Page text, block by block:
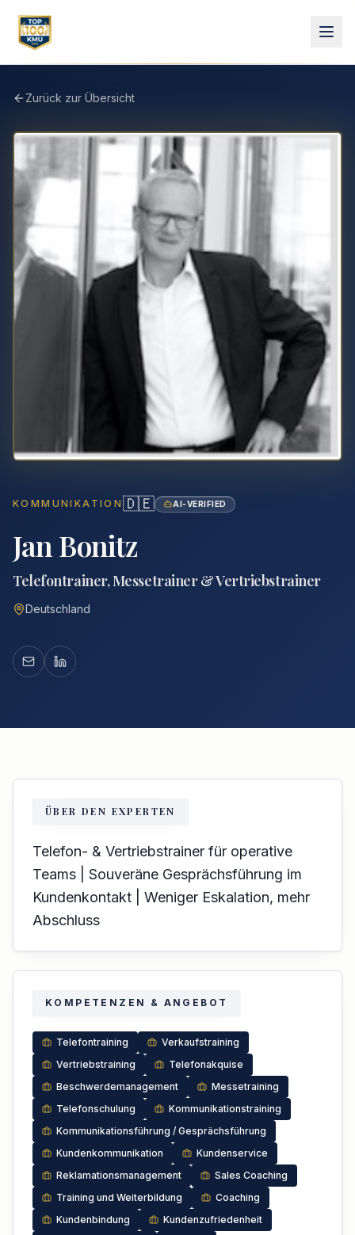
Zurück zur Übersicht
KOMMUNIKATION🇩🇪 AI-VERIFIED
Jan Bonitz
Telefontrainer, Messetrainer & Vertriebstrainer
Deutschland
ÜBER DEN EXPERTEN
Telefon- & Vertriebstrainer für operative
Teams | Souveräne Gesprächsführung im
Kundenkontakt | Weniger Eskalation, mehr
Abschluss
KOMPETENZEN & ANGEBOT
Telefontraining
Verkaufstraining
Vertriebstraining
Telefonakquise
Beschwerdemanagement
Messetraining
Telefonschulung
Kommunikationstraining
Kommunikationsführung / Gesprächsführung
Kundenkommunikation
Kundenservice
Reklamationsmanagement
Sales Coaching
Training und Weiterbildung
Coaching
Kundenbindung
Kundenzufriedenheit